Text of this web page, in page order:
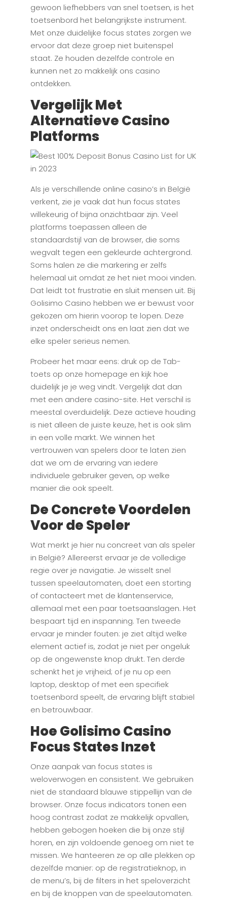
gewoon liefhebbers van snel toetsen, is het
toetsenbord het belangrijkste instrument.
Met onze duidelijke focus states zorgen we
ervoor dat deze groep niet buitenspel
staat. Ze houden dezelfde controle en
kunnen net zo makkelijk ons casino
ontdekken.
Vergelijk Met
Alternatieve Casino
Platforms
Als je verschillende online casino’s in België
verkent, zie je vaak dat hun focus states
willekeurig of bijna onzichtbaar zijn. Veel
platforms toepassen alleen de
standaardstijl van de browser, die soms
wegvalt tegen een gekleurde achtergrond.
Soms halen ze die markering er zelfs
helemaal uit omdat ze het niet mooi vinden.
Dat leidt tot frustratie en sluit mensen uit. Bij
Golisimo Casino hebben we er bewust voor
gekozen om hierin voorop te lopen. Deze
inzet onderscheidt ons en laat zien dat we
elke speler serieus nemen.
Probeer het maar eens: druk op de Tab-
toets op onze homepage en kijk hoe
duidelijk je je weg vindt. Vergelijk dat dan
met een andere casino-site. Het verschil is
meestal overduidelijk. Deze actieve houding
is niet alleen de juiste keuze, het is ook slim
in een volle markt. We winnen het
vertrouwen van spelers door te laten zien
dat we om de ervaring van iedere
individuele gebruiker geven, op welke
manier die ook speelt.
De Concrete Voordelen
Voor de Speler
Wat merkt je hier nu concreet van als speler
in België? Allereerst ervaar je de volledige
regie over je navigatie. Je wisselt snel
tussen speelautomaten, doet een storting
of contacteert met de klantenservice,
allemaal met een paar toetsaanslagen. Het
bespaart tijd en inspanning. Ten tweede
ervaar je minder fouten: je ziet altijd welke
element actief is, zodat je niet per ongeluk
op de ongewenste knop drukt. Ten derde
schenkt het je vrijheid; of je nu op een
laptop, desktop of met een specifiek
toetsenbord speelt, de ervaring blijft stabiel
en betrouwbaar.
Hoe Golisimo Casino
Focus States Inzet
Onze aanpak van focus states is
weloverwogen en consistent. We gebruiken
niet de standaard blauwe stippellijn van de
browser. Onze focus indicators tonen een
hoog contrast zodat ze makkelijk opvallen,
hebben gebogen hoeken die bij onze stijl
horen, en zijn voldoende genoeg om niet te
missen. We hanteeren ze op alle plekken op
dezelfde manier: op de registratieknop, in
de menu’s, bij de filters in het speloverzicht
en bij de knoppen van de speelautomaten.